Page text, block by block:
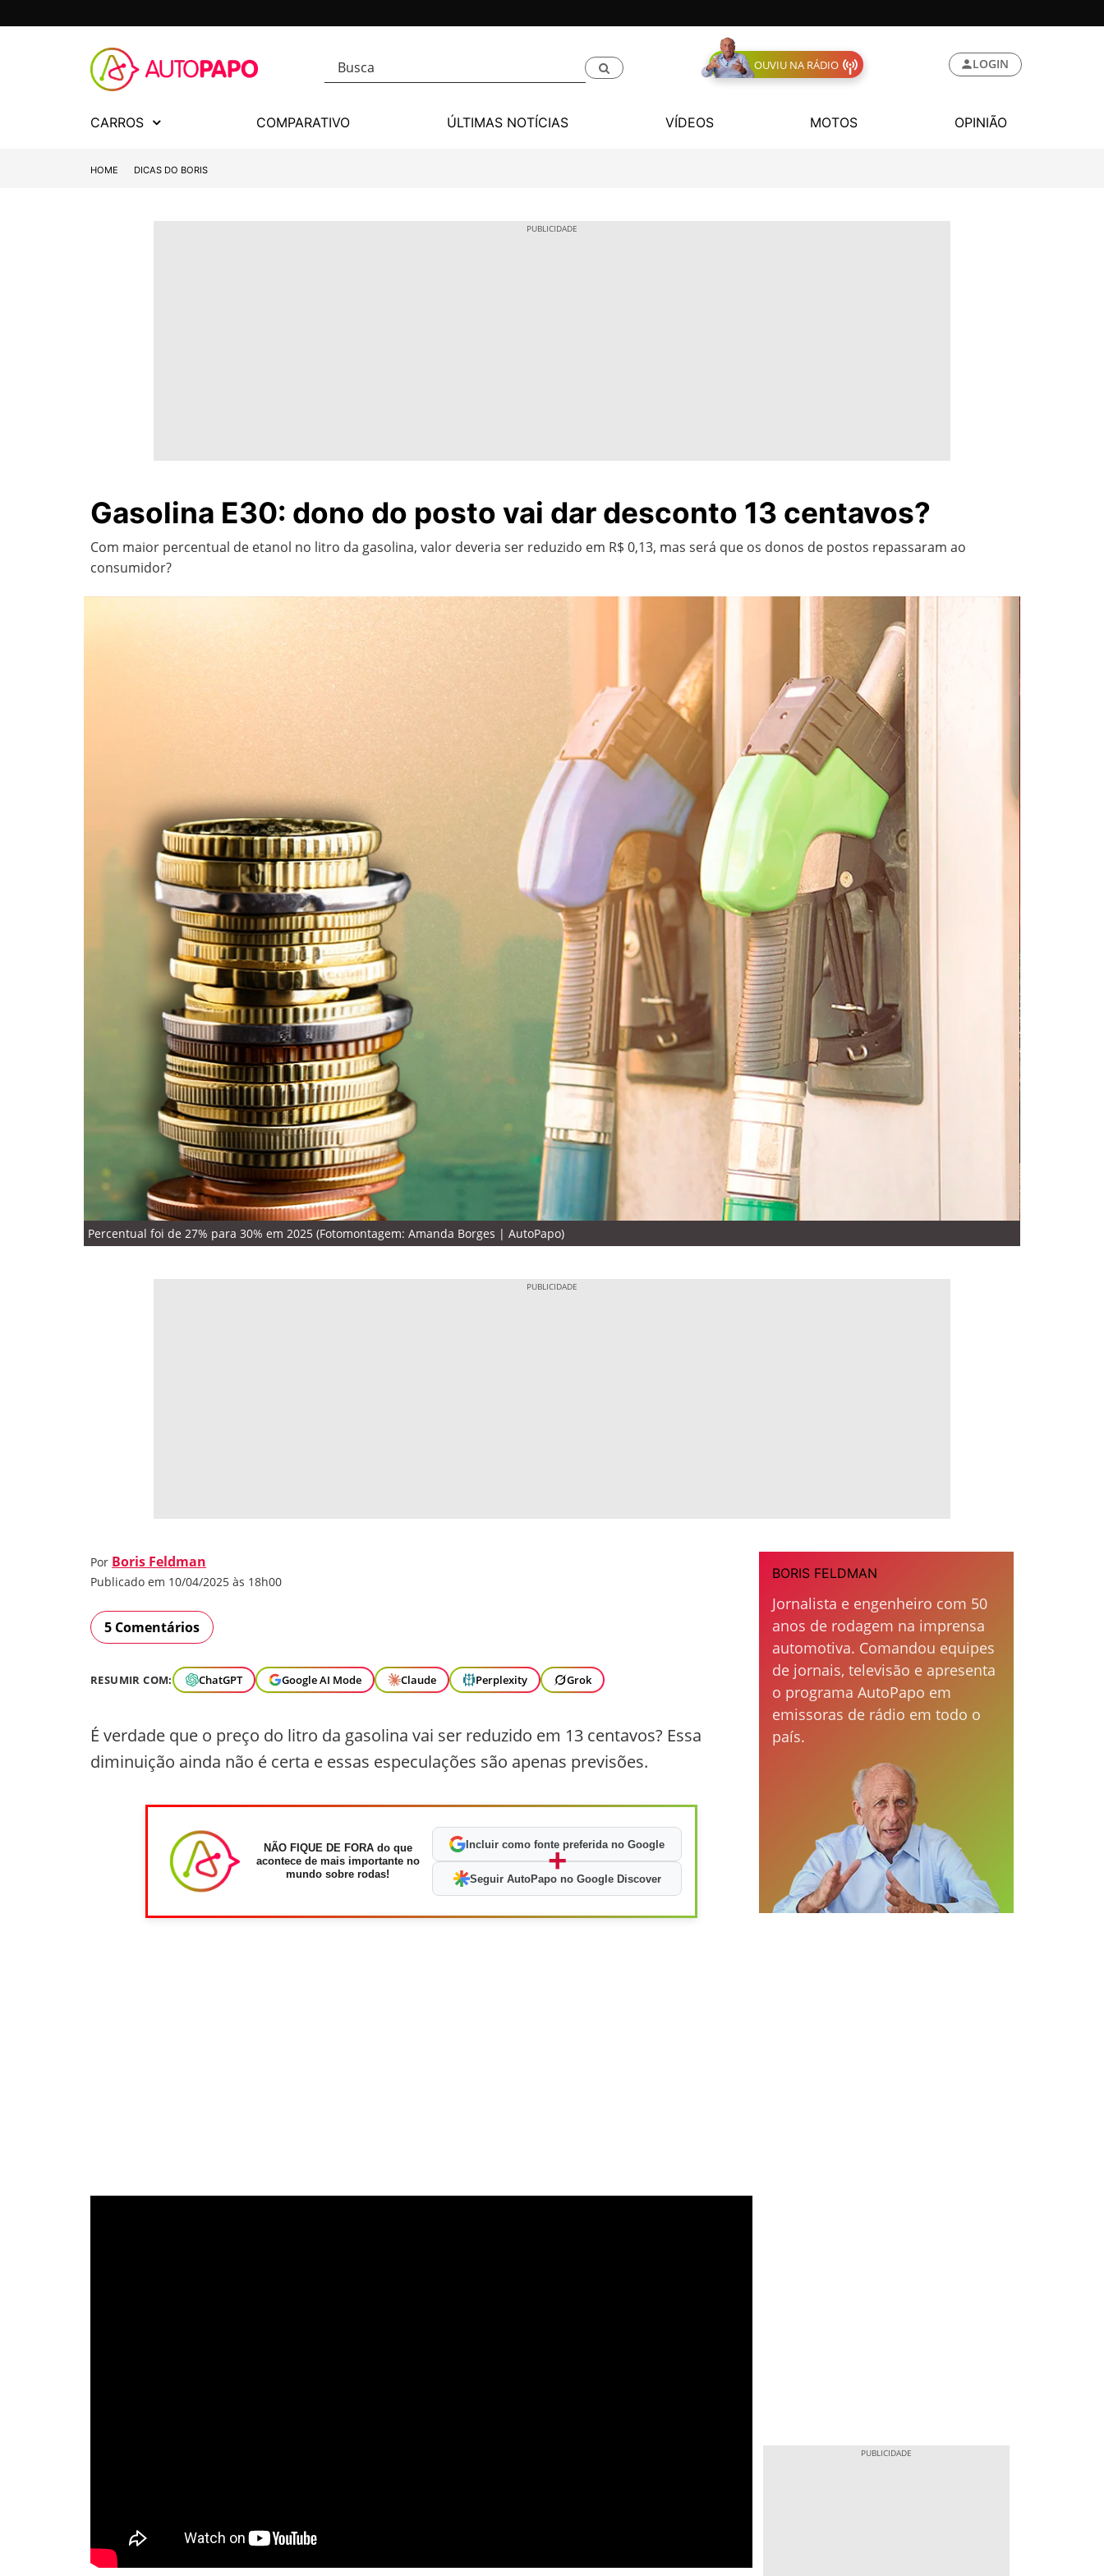
OUVIU NA RÁDIO LOGIN
CARROS COMPARATIVO ÚLTIMAS NOTÍCIAS VÍDEOS MOTOS OPINIÃO
HOME DICAS DO BORIS
Gasolina E30: dono do posto vai dar desconto 13 centavos?
Com maior percentual de etanol no litro da gasolina, valor deveria ser reduzido em R$ 0,13, mas será que os donos de postos repassaram ao
consumidor?
Percentual foi de 27% para 30% em 2025 (Fotomontagem: Amanda Borges | AutoPapo)
Por Boris Feldman
Publicado em 10/04/2025 às 18h00
5 Comentários
RESUMIR COM: ChatGPT Google AI Mode Claude Perplexity Grok
É verdade que o preço do litro da gasolina vai ser reduzido em 13 centavos? Essa
diminuição ainda não é certa e essas especulações são apenas previsões.
NÃO FIQUE DE FORA do que
acontece de mais importante no
mundo sobre rodas!
Incluir como fonte preferida no Google
+
Seguir AutoPapo no Google Discover
BORIS FELDMAN
Jornalista e engenheiro com 50
anos de rodagem na imprensa
automotiva. Comandou equipes
de jornais, televisão e apresenta
o programa AutoPapo em
emissoras de rádio em todo o
país.